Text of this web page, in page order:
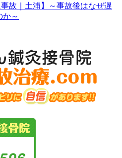
事故｜土浦】～事故後はなぜ遅
か～